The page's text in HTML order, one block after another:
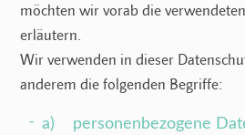
möchten wir vorab die
erläutern.
Wir verwenden in dieser
anderem die folgenden Begriffe:
a) personenbezogene